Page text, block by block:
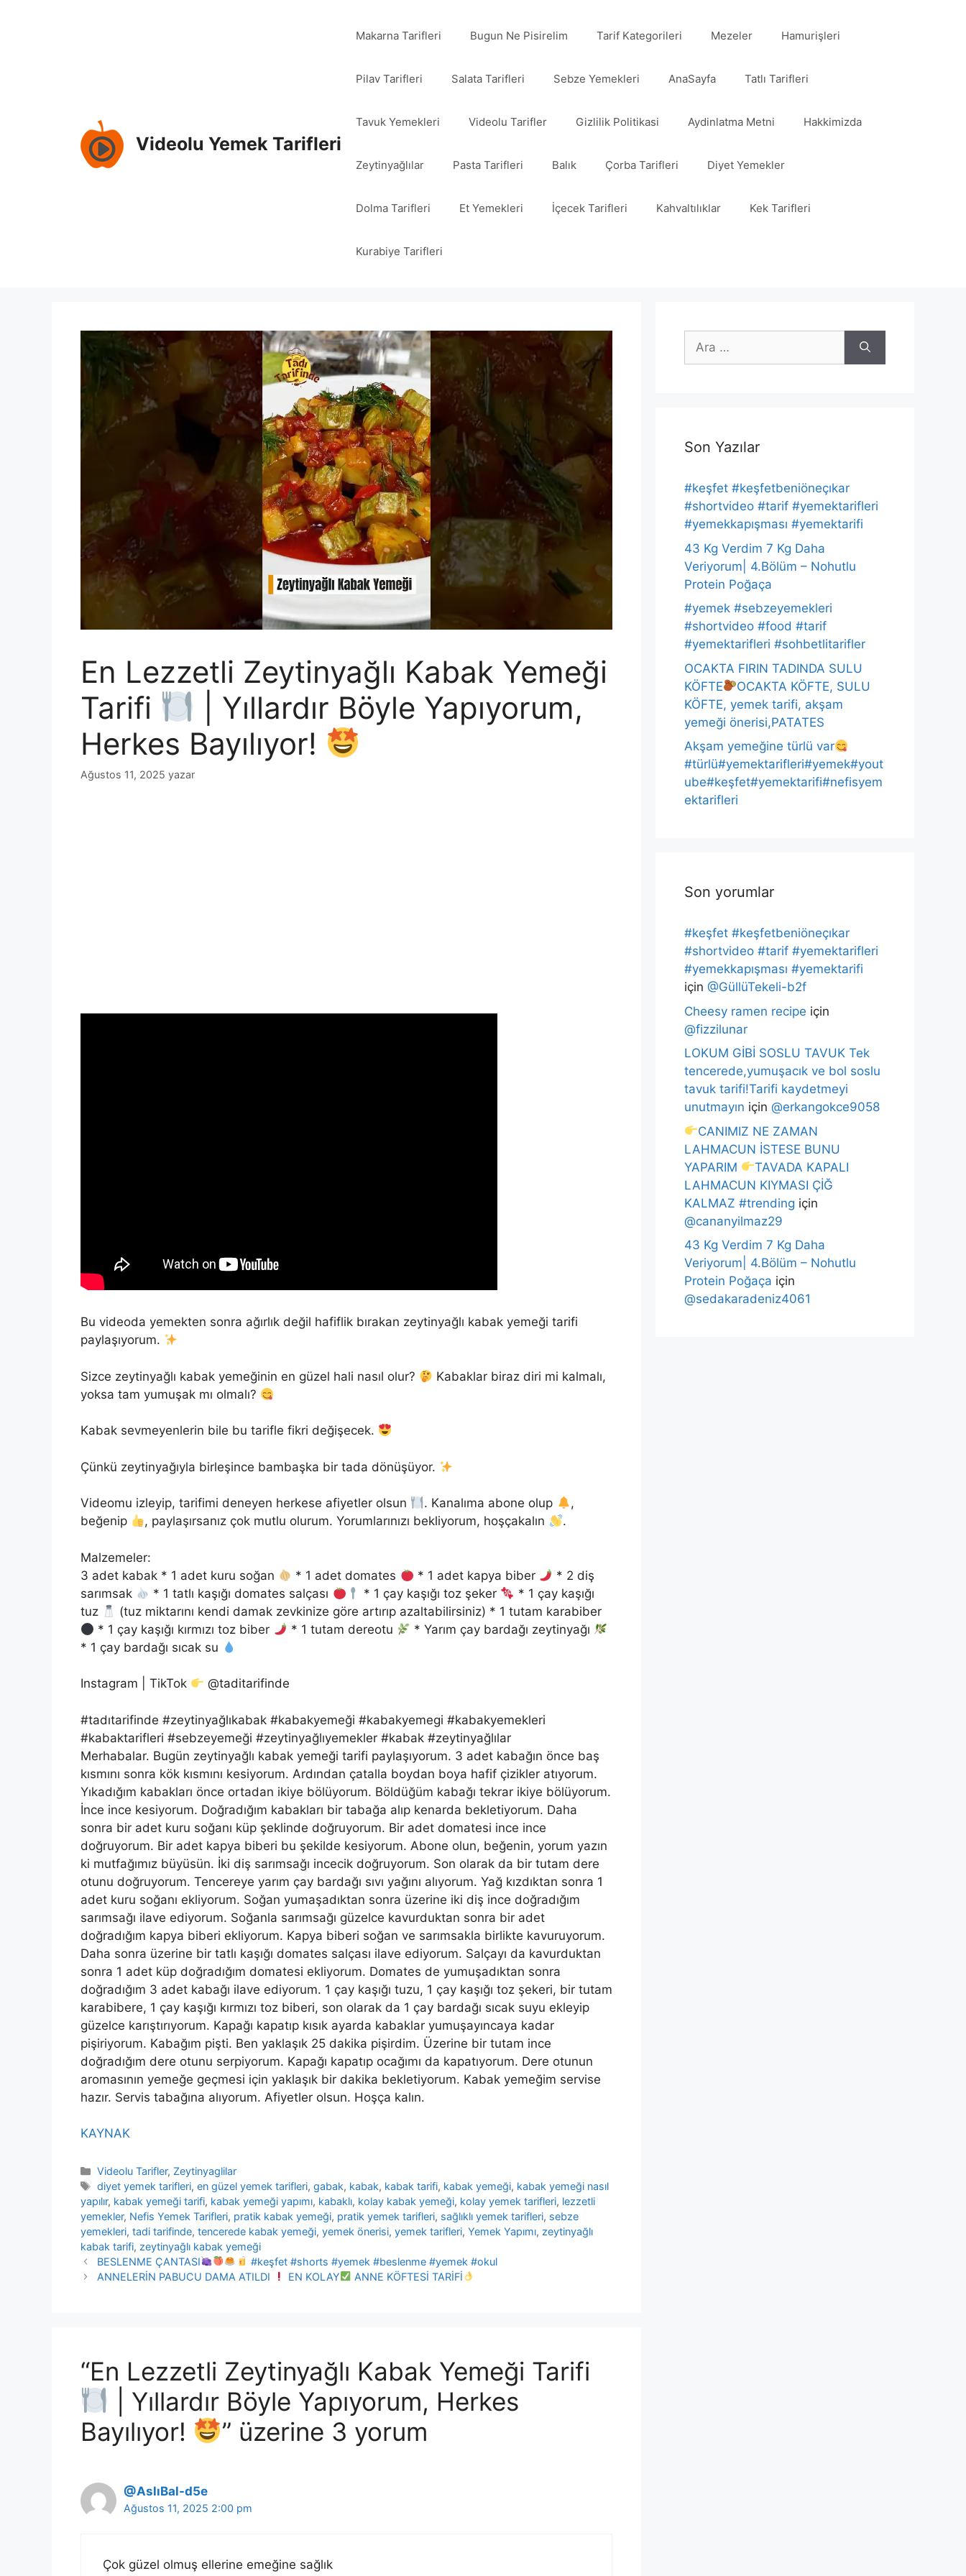
Videolu Yemek Tarifleri
Makarna Tarifleri Bugun Ne Pisirelim Tarif Kategorileri Mezeler Hamurişleri
Pilav Tarifleri Salata Tarifleri Sebze Yemekleri AnaSayfa Tatlı Tarifleri
Tavuk Yemekleri Videolu Tarifler Gizlilik Politikasi Aydinlatma Metni Hakkimizda
Zeytinyağlılar Pasta Tarifleri Balık Çorba Tarifleri Diyet Yemekler
Dolma Tarifleri Et Yemekleri İçecek Tarifleri Kahvaltılıklar Kek Tarifleri
Kurabiye Tarifleri
En Lezzetli Zeytinyağlı Kabak Yemeği
Tarifi
| Yıllardır Böyle Yapıyorum,
Herkes Bayılıyor!
Ağustos 11, 2025 yazar
Bu videoda yemekten sonra ağırlık değil hafiflik bırakan zeytinyağlı kabak yemeği tarifi
paylaşıyorum.
Sizce zeytinyağlı kabak yemeğinin en güzel hali nasıl olur?
Kabaklar biraz diri mi kalmalı,
yoksa tam yumuşak mı olmalı?
Kabak sevmeyenlerin bile bu tarifle fikri değişecek.
Çünkü zeytinyağıyla birleşince bambaşka bir tada dönüşüyor.
Videomu izleyip, tarifimi deneyen herkese afiyetler olsun . Kanalıma abone olup
,
beğenip
, paylaşırsanız çok mutlu olurum. Yorumlarınızı bekliyorum, hoşçakalın .
Malzemeler:
3 adet kabak * 1 adet kuru soğan
* 1 adet domates * 1 adet kapya biber
* 2 diş
sarımsak
* 1 tatlı kaşığı domates salçası * 1 çay kaşığı toz şeker
* 1 çay kaşığı
tuz
(tuz miktarını kendi damak zevkinize göre artırıp azaltabilirsiniz) * 1 tutam karabiber
* 1 çay kaşığı kırmızı toz biber
* 1 tutam dereotu
* Yarım çay bardağı zeytinyağı
* 1 çay bardağı sıcak su
Instagram | TikTok @taditarifinde
#tadıtarifinde #zeytinyağlıkabak #kabakyemeği #kabakyemegi #kabakyemekleri
#kabaktarifleri #sebzeyemeği #zeytinyağlıyemekler #kabak #zeytinyağlılar
Merhabalar. Bugün zeytinyağlı kabak yemeği tarifi paylaşıyorum. 3 adet kabağın önce baş
kısmını sonra kök kısmını kesiyorum. Ardından çatalla boydan boya hafif çizikler atıyorum.
Yıkadığım kabakları önce ortadan ikiye bölüyorum. Böldüğüm kabağı tekrar ikiye bölüyorum.
İnce ince kesiyorum. Doğradığım kabakları bir tabağa alıp kenarda bekletiyorum. Daha
sonra bir adet kuru soğanı küp şeklinde doğruyorum. Bir adet domatesi ince ince
doğruyorum. Bir adet kapya biberi bu şekilde kesiyorum. Abone olun, beğenin, yorum yazın
ki mutfağımız büyüsün. İki diş sarımsağı incecik doğruyorum. Son olarak da bir tutam dere
otunu doğruyorum. Tencereye yarım çay bardağı sıvı yağını alıyorum. Yağ kızdıktan sonra 1
adet kuru soğanı ekliyorum. Soğan yumaşadıktan sonra üzerine iki diş ince doğradığım
sarımsağı ilave ediyorum. Soğanla sarımsağı güzelce kavurduktan sonra bir adet
doğradığım kapya biberi ekliyorum. Kapya biberi soğan ve sarımsakla birlikte kavuruyorum.
Daha sonra üzerine bir tatlı kaşığı domates salçası ilave ediyorum. Salçayı da kavurduktan
sonra 1 adet küp doğradığım domatesi ekliyorum. Domates de yumuşadıktan sonra
doğradığım 3 adet kabağı ilave ediyorum. 1 çay kaşığı tuzu, 1 çay kaşığı toz şekeri, bir tutam
karabibere, 1 çay kaşığı kırmızı toz biberi, son olarak da 1 çay bardağı sıcak suyu ekleyip
güzelce karıştırıyorum. Kapağı kapatıp kısık ayarda kabaklar yumuşayıncaya kadar
pişiriyorum. Kabağım pişti. Ben yaklaşık 25 dakika pişirdim. Üzerine bir tutam ince
doğradığım dere otunu serpiyorum. Kapağı kapatıp ocağımı da kapatıyorum. Dere otunun
aromasının yemeğe geçmesi için yaklaşık bir dakika bekletiyorum. Kabak yemeğim servise
hazır. Servis tabağına alıyorum. Afiyetler olsun. Hoşça kalın.
KAYNAK
Kategoriler
Videolu Tarifler, Zeytinyaglilar
Etiketler
diyet yemek tarifleri,en güzel yemek tarifleri,gabak, kabak, kabak tarifi, kabak yemeği, kabak yemeği nasıl
yapılır, kabak yemeği tarifi, kabak yemeği yapımı, kabaklı, kolay kabak yemeği, kolay yemek tarifleri, lezzetli
yemekler, Nefis Yemek Tarifleri, pratik kabak yemeği, pratik yemek tarifleri, sağlıklı yemek tarifleri, sebze
yemekleri, tadi tarifinde, tencerede kabak yemeği, yemek önerisi, yemek tarifleri, Yemek Yapımı, zeytinyağlı
kabak tarifi, zeytinyağlı kabak yemeği
BESLENME ÇANTASI
#keşfet #shorts #yemek #beslenme #yemek #okul
ANNELERİN PABUCU DAMA ATILDI
EN KOLAY ANNE KÖFTESİ TARİFİ
“En Lezzetli Zeytinyağlı Kabak Yemeği Tarifi
| Yıllardır Böyle Yapıyorum, Herkes
Bayılıyor!
” üzerine 3 yorum
@AslıBal-d5e
Ağustos 11, 2025 2:00 pm
Çok güzel olmuş ellerine emeğine sağlık
için
Son Yazılar
#keşfet #keşfetbeniöneçıkar
#shortvideo #tarif #yemektarifleri
#yemekkapışması #yemektarifi
43 Kg Verdim 7 Kg Daha
Veriyorum| 4.Bölüm – Nohutlu
Protein Poğaça
#yemek #sebzeyemekleri
#shortvideo #food #tarif
#yemektarifleri #sohbetlitarifler
OCAKTA FIRIN TADINDA SULU
KÖFTE
OCAKTA KÖFTE, SULU
KÖFTE, yemek tarifi, akşam
yemeği önerisi,PATATES
Akşam yemeğine türlü var
#türlü#yemektarifleri#yemek#yout
ube#keşfet#yemektarifi#nefisyem
ektarifleri
Son yorumlar
#keşfet #keşfetbeniöneçıkar
#shortvideo #tarif #yemektarifleri
#yemekkapışması #yemektarifi
için @GüllüTekeli-b2f
Cheesy ramen recipe için
@fizzilunar
LOKUM GİBİ SOSLU TAVUK Tek
tencerede,yumuşacık ve bol soslu
tavuk tarifi!Tarifi kaydetmeyi
unutmayın için @erkangokce9058
CANIMIZ NE ZAMAN
LAHMACUN İSTESE BUNU
YAPARIM
TAVADA KAPALI
LAHMACUN KIYMASI ÇİĞ
KALMAZ #trending için
@cananyilmaz29
43 Kg Verdim 7 Kg Daha
Veriyorum| 4.Bölüm – Nohutlu
Protein Poğaça için
@sedakaradeniz4061